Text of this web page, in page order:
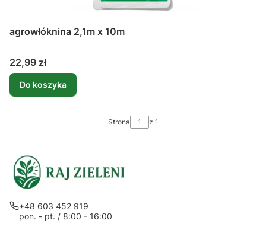
agrowłóknina 2,1m x 10m
Cena
22,99 zł
Do koszyka
Strona z 1
+48 603 452 919
pon. - pt. / 8:00 - 16:00